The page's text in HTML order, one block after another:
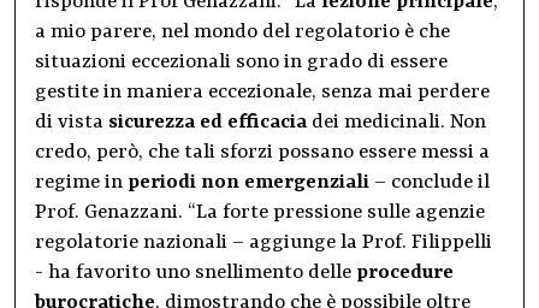
a mio parere, nel mondo del regolatorio è che
situazioni eccezionali sono in grado di essere
gestite in maniera eccezionale, senza mai perdere
di vista sicurezza ed efficacia dei medicinali. Non
credo, però, che tali sforzi possano essere messi a
regime in periodi non emergenziali – conclude il
Prof. Genazzani. “La forte pressione sulle agenzie
regolatorie nazionali – aggiunge la Prof. Filippelli
- ha favorito uno snellimento delle procedure
burocratiche, dimostrando che è possibile oltre